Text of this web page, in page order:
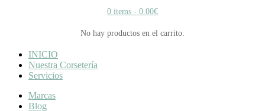
0 items - 0.00€
No hay productos en el carrito.
INICIO
Nuestra Corsetería
Servicios
Marcas
Blog